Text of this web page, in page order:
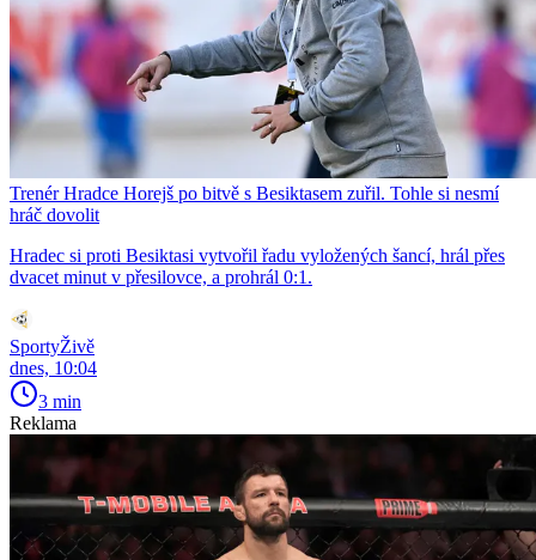
Trenér Hradce Horejš po bitvě s Besiktasem zuřil. Tohle si nesmí
hráč dovolit
Hradec si proti Besiktasi vytvořil řadu vyložených šancí, hrál přes
dvacet minut v přesilovce, a prohrál 0:1.
SportyŽivě
dnes, 10:04
3 min
Reklama